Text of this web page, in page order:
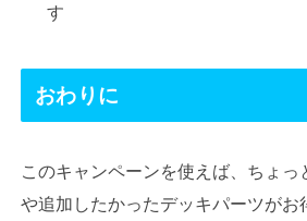
す
おわりに
このキャンペーンを使えば、ちょっ
や追加したかったデッキパーツがお